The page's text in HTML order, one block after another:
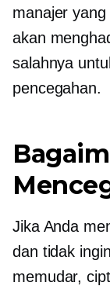
manajer
akan
salahnya
pencegahan.
Jika Anda
dan tidak
memudar,